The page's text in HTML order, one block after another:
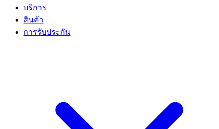
บริการ
สินค้า
การรับประกัน